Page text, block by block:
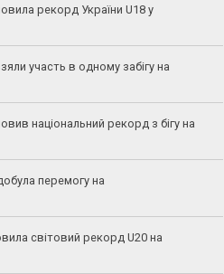
рекорд України U18 у
участь в одному забігу на
національний рекорд з бігу на
перемогу на
світовий рекорд U20 на